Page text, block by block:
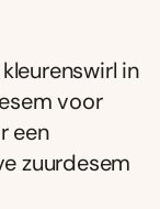
in
voor
een
zuurdesem